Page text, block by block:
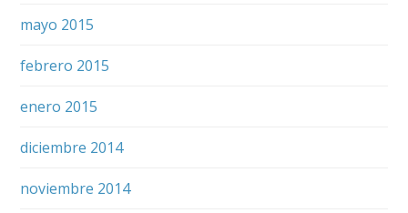
mayo 2015
febrero 2015
enero 2015
diciembre 2014
noviembre 2014